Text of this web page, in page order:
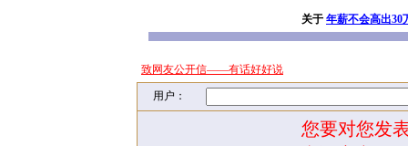
关于 年薪不会高出30
致网友公开信——有话好好说
用户：
您要对您发